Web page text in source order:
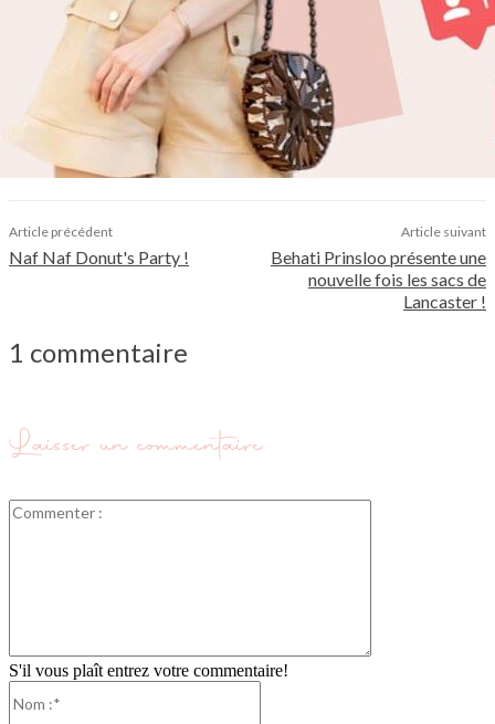
Article précédent
Naf Naf Donut's Party !
Article suivant
Behati Prinsloo présente une
nouvelle fois les sacs de
Lancaster !
1 commentaire
Laisser un commentaire
S'il vous plaît entrez votre commentaire!